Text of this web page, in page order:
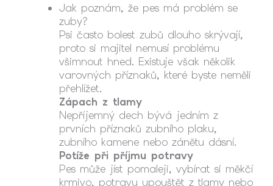
Jak poznám, že pes má problém se
zuby?
Psi často bolest zubů dlouho skrývají,
proto si majitel nemusí problému
všimnout hned. Existuje však několik
varovných příznaků, které byste neměli
přehlížet.
Zápach z tlamy
Nepříjemný dech bývá jedním z
prvních příznaků zubního plaku,
zubního kamene nebo zánětu dásní.
Potíže při příjmu potravy
Pes může jíst pomaleji, vybírat si měkčí
krmivo, potravu upouštět z tlamy nebo